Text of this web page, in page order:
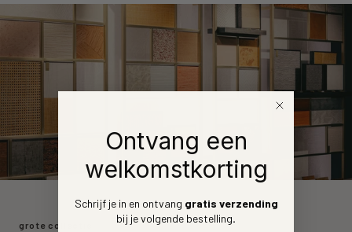
grote collectie
Ontvang een
welkomstkorting
Schrijf je in en ontvang gratis verzending
bij je volgende bestelling.